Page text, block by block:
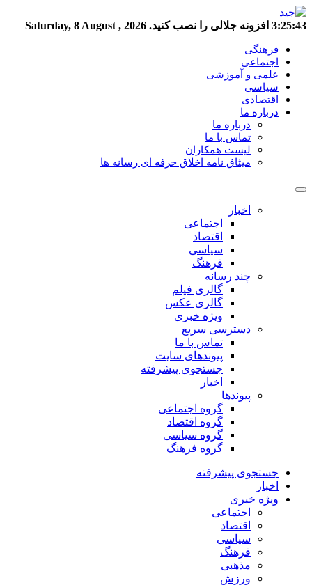
3:25:44 افزونه جلالی را نصب کنید. Saturday, 8 August , 2026
فرهنگی
اجتماعی
علمی و آموزشی
سیاسی
اقتصادی
درباره ما
درباره ما
تماس با ما
لیست همکاران
میثاق نامه اخلاق حرفه ای رسانه ها
اخبار
اجتماعی
اقتصاد
سیاسی
فرهنگ
چند رسانه
گالری فیلم
گالری عکس
ویژه خبری
دسترسی سریع
تماس با ما
پیوندهای سایت
جستجوی پیشرفته
اخبار
پیوندها
گروه اجتماعی
گروه اقتصاد
گروه سیاسی
گروه فرهنگ
جستجوی پیشرفته
اخبار
ویژه خبری
اجتماعی
اقتصاد
سیاسی
فرهنگ
مذهبی
ورزش